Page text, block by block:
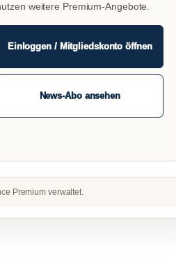
weitere Premium-Angebote.
Einloggen / Mitgliedskonto öffnen
News-Abo ansehen
Premium verwaltet.